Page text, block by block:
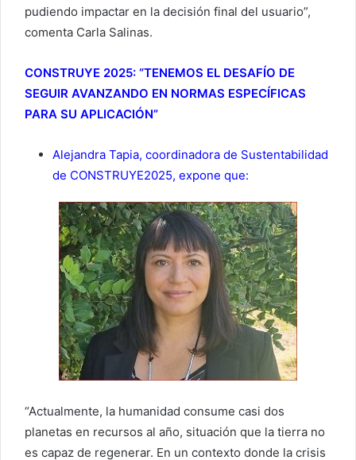
pudiendo impactar en la decisión final del usuario”,
comenta Carla Salinas.
CONSTRUYE 2025: “TENEMOS EL DESAFÍO DE
SEGUIR AVANZANDO EN NORMAS ESPECÍFICAS
PARA SU APLICACIÓN”
Alejandra Tapia, coordinadora de Sustentabilidad
de CONSTRUYE2025, expone que:
“Actualmente, la humanidad consume casi dos
planetas en recursos al año, situación que la tierra no
es capaz de regenerar. En un contexto donde la crisis